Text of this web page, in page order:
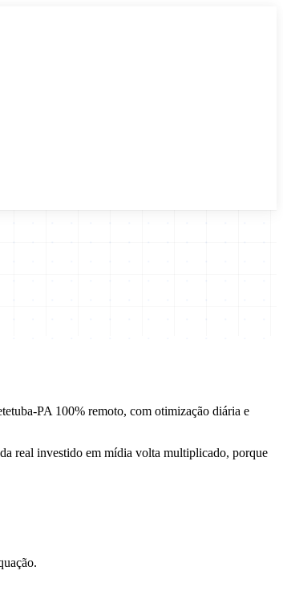
PA 100% remoto, com otimização diária e
real investido em mídia volta multiplicado, porque